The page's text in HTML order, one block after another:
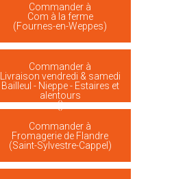
Commander à
Com à la ferme
(Fournes-en-Weppes)
Commander à
Livraison vendredi & samedi
Bailleul - Nieppe - Estaires et
alentours
()
Commander à
Fromagerie de Flandre
(Saint-Sylvestre-Cappel)